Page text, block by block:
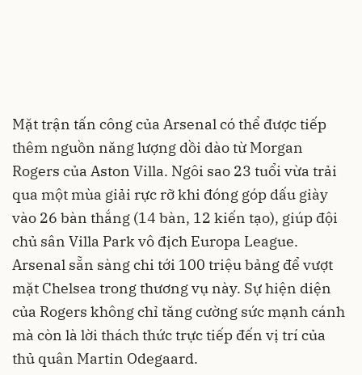
Mặt trận tấn công của Arsenal có thể được tiếp
thêm nguồn năng lượng dồi dào từ Morgan
Rogers của Aston Villa. Ngôi sao 23 tuổi vừa trải
qua một mùa giải rực rỡ khi đóng góp dấu giày
vào 26 bàn thắng (14 bàn, 12 kiến tạo), giúp đội
chủ sân Villa Park vô địch Europa League.
Arsenal sẵn sàng chi tới 100 triệu bảng để vượt
mặt Chelsea trong thương vụ này. Sự hiện diện
của Rogers không chỉ tăng cường sức mạnh cánh
mà còn là lời thách thức trực tiếp đến vị trí của
thủ quân Martin Odegaard.